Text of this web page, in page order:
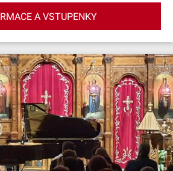
A VSTUPENKY